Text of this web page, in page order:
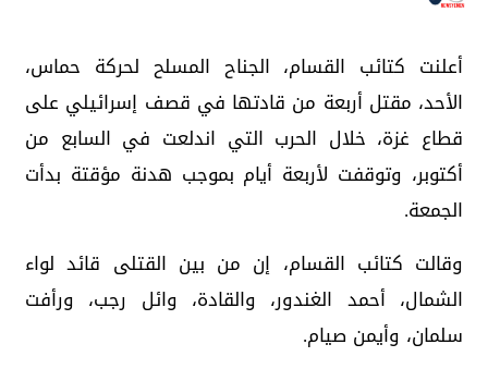
أعلنت كتائب القسام، الجناح المسلح لحركة حماس،
الأحد، مقتل أربعة من قادتها في قصف إسرائيلي على
قطاع غزة، خلال الحرب التي اندلعت في السابع من
أكتوبر، وتوقفت لأربعة أيام بموجب هدنة مؤقتة بدأت
الجمعة.
وقالت كتائب القسام، إن من بين القتلى قائد لواء
الشمال، أحمد الغندور، والقادة، وائل رجب، ورأفت
سلمان، وأيمن صيام.